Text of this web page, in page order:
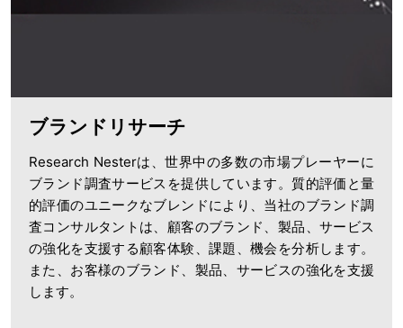
ブランドリサーチ
Research Nesterは、世界中の多数の市場プレーヤーに
ブランド調査サービスを提供しています。質的評価と量
的評価のユニークなブレンドにより、当社のブランド調
査コンサルタントは、顧客のブランド、製品、サービス
の強化を支援する顧客体験、課題、機会を分析します。
また、お客様のブランド、製品、サービスの強化を支援
します。